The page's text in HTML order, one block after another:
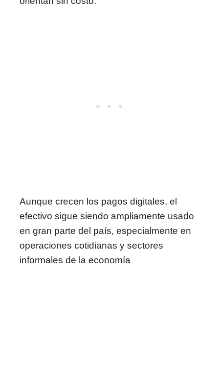
Aunque crecen los pagos digitales, el
efectivo sigue siendo ampliamente usado
en gran parte del país, especialmente en
operaciones cotidianas y sectores
informales de la economía